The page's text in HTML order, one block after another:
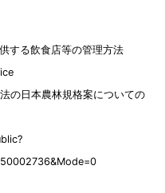
する飲食店等の管理方法
の日本農林規格案についての